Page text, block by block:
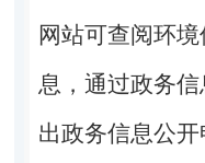
网站可查阅环
息，通过政务
出政务信息公